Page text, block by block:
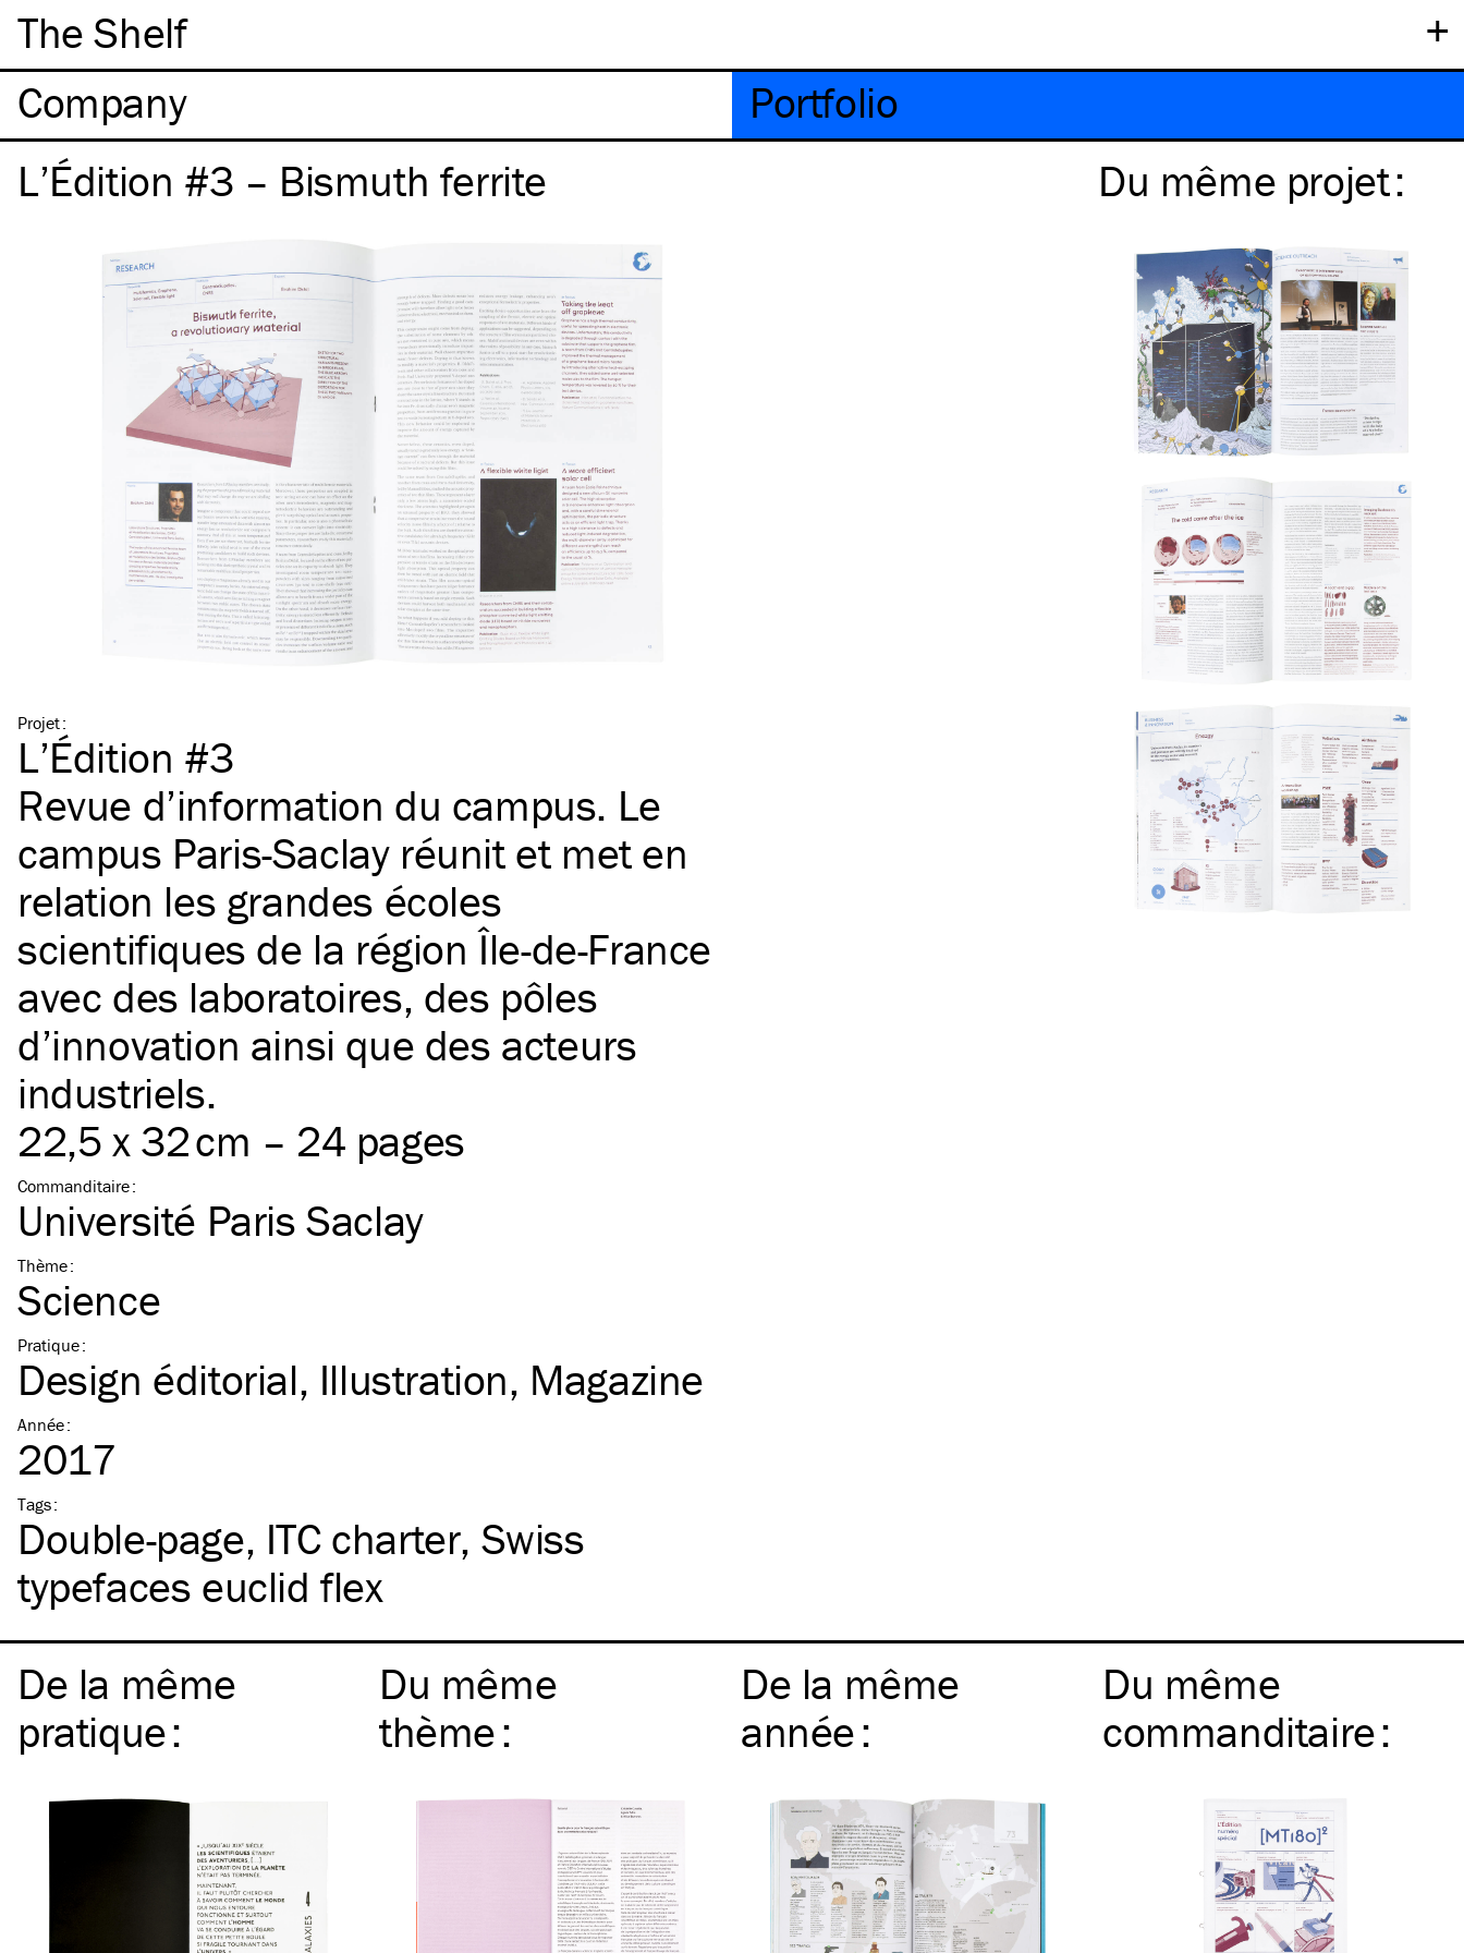
+
The Shelf
Company
Portfolio
L’Édition #3 – Bismuth ferrite
Projet:
L’Édition #3
Revue d’information du campus. Le
campus Paris-Saclay réunit et met en
relation les grandes écoles
scientifiques de la région Île-de-France
avec des laboratoires, des pôles
d’innovation ainsi que des acteurs
industriels.
22,5 x 32 cm – 24 pages
Commanditaire:
Université Paris Saclay
Thème:
Science
Pratique:
Design éditorial Illustration Magazine
Année:
2017
Tags:
Double-page ITCcharter Swiss
typefaces euclid flex
Du même projet:
De la même
pratique:
Du même
thème:
De la même
année:
Du même
commanditaire: